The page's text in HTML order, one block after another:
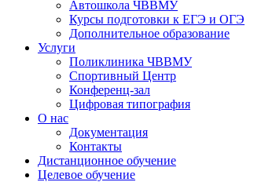
Автошкола ЧВВМУ
Курсы подготовки к ЕГЭ и ОГЭ
Дополнительное образование
Услуги
Поликлиника ЧВВМУ
Спортивный Центр
Конференц-зал
Цифровая типография
О нас
Документация
Контакты
Дистанционное обучение
Целевое обучение